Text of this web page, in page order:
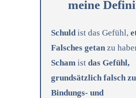
meine
Schuldist das Gefühl,
Falsches getanzu
Schamist das Gefühl,
grundsätzlich falsch
Bindungs- und